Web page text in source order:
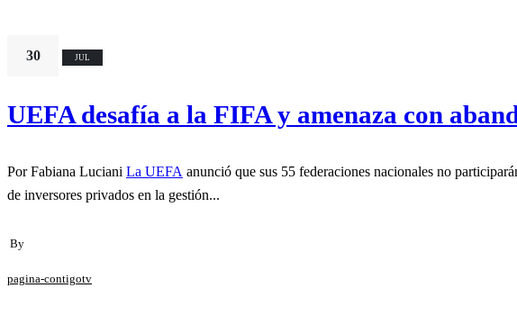
30 JUL
UEFA desafía a la FIFA y amenaza con
Por Fabiana Luciani La UEFA anunció que sus 55 federaciones nacionales no
de inversores privados en la gestión...
By
pagina-contigotv